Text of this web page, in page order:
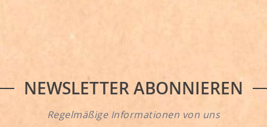
NEWSLETTER ABONNIEREN
Regelmäßige Informationen von uns